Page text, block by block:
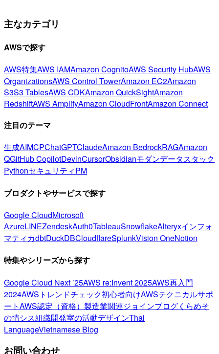
主なカテゴリ
AWSで探す
AWS特集AWS IAMAmazon CognitoAWS Security HubAWS
OrganizationsAWS Control TowerAmazon EC2Amazon
S3S3 TablesAWS CDKAmazon QuickSightAmazon
RedshiftAWS AmplifyAmazon CloudFrontAmazon Connect
注目のテーマ
生成AIMCPChatGPTClaudeAmazon BedrockRAGAmazon
QGitHub CopilotDevinCursorObsidianモダンデータスタック
PythonセキュリティPM
プロダクトやサービスで探す
Google CloudMicrosoft
AzureLINEZendeskAuth0TableauSnowflakeAlteryxインフォ
マティカdbtDuckDBCloudflareSplunkVision OneNotion
特集やシリーズから探す
Google Cloud Next ’25AWS re:Invent 2025AWS再入門
2024AWSトレンドチェック初心者向けAWSテクニカルサポ
ートAWS認定（資格） 製造業関連ジョインブログくらめそ
の情シス組織開発室の活動デザインThai
LanguageVietnamese Blog
お問い合わせ